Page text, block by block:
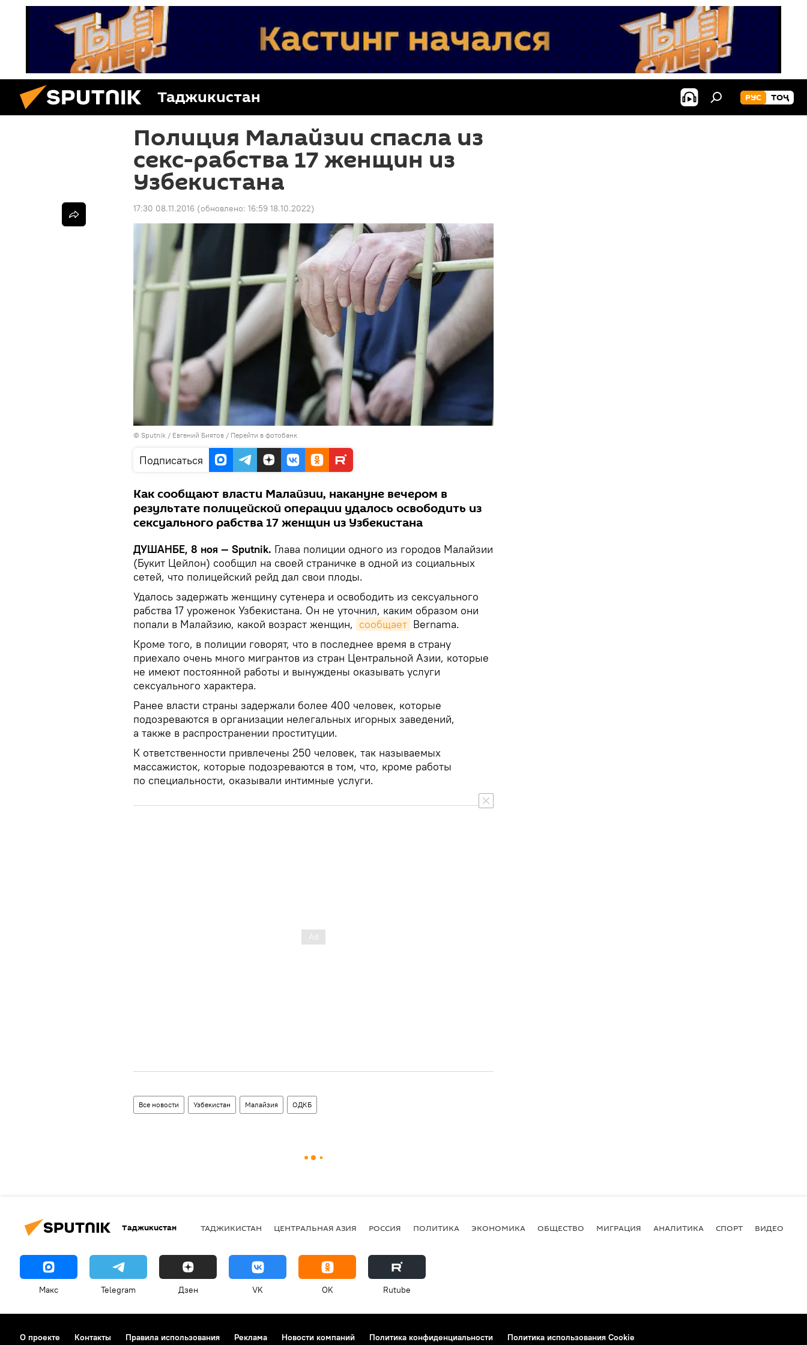
Таджикистан РУС ТОҶ
Полиция Малайзии спасла из
секс-рабства 17 женщин из
Узбекистана
17:30 08.11.2016 (обновлено: 16:59 18.10.2022)
© Sputnik / Евгений Биятов / Перейти в фотобанк
Подписаться
Как сообщают власти Малайзии, накануне вечером в
результате полицейской операции удалось освободить из
сексуального рабства 17 женщин из Узбекистана
ДУШАНБЕ, 8 ноя — Sputnik. Глава полиции одного из городов Малайзии
(Букит Цейлон) сообщил на своей страничке в одной из социальных
сетей, что полицейский рейд дал свои плоды.
Удалось задержать женщину сутенера и освободить из сексуального
рабства 17 уроженок Узбекистана. Он не уточнил, каким образом они
попали в Малайзию, какой возраст женщин, сообщает Bernama.
Кроме того, в полиции говорят, что в последнее время в страну
приехало очень много мигрантов из стран Центральной Азии, которые
не имеют постоянной работы и вынуждены оказывать услуги
сексуального характера.
Ранее власти страны задержали более 400 человек, которые
подозреваются в организации нелегальных игорных заведений,
а также в распространении проституции.
К ответственности привлечены 250 человек, так называемых
массажисток, которые подозреваются в том, что, кроме работы
по специальности, оказывали интимные услуги.
Все новости Узбекистан Малайзия ОДКБ
Таджикистан ТАДЖИКИСТАН ЦЕНТРАЛЬНАЯ АЗИЯ РОССИЯ ПОЛИТИКА ЭКОНОМИКА ОБЩЕСТВО МИГРАЦИЯ АНАЛИТИКА СПОРТ ВИДЕО
Макс Telegram Дзен VK OK Rutube
О проекте Контакты Правила использования Реклама Новости компаний Политика конфиденциальности Политика использования Cookie